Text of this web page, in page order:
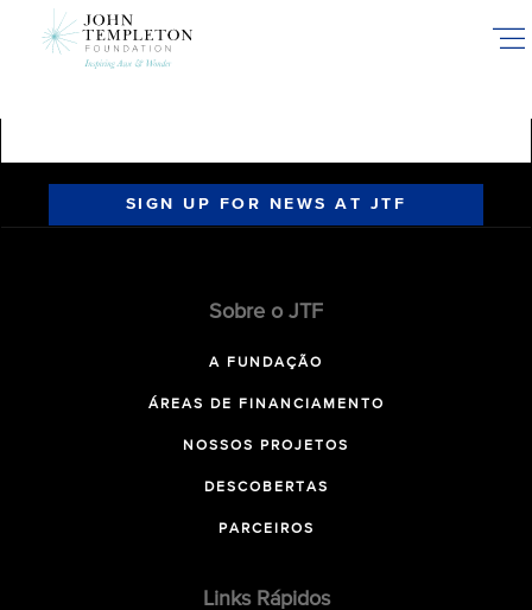
SIGN UP FOR NEWS AT JTF
Sobre o JTF
A FUNDAÇÃO
ÁREAS DE FINANCIAMENTO
NOSSOS PROJETOS
DESCOBERTAS
PARCEIROS
Links Rápidos